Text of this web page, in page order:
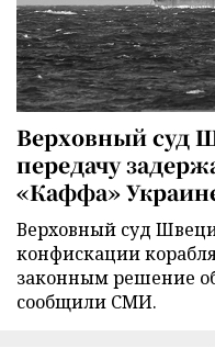
Верховный суд
передачу
«Каффа»
Верховный суд
конфискации
законным решение
сообщили СМИ.